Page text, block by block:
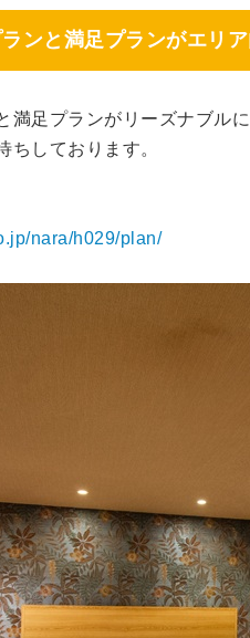
ンと満足プランがエリア
満足プランがリーズナブルに
ちしております。
nara/h029/plan/